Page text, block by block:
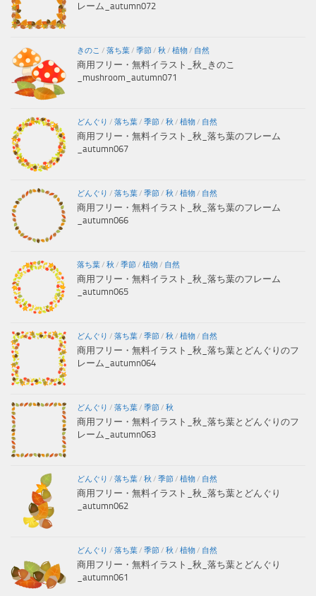
レーム_autumn072
きのこ / 落ち葉/ 季節/ 秋 / 植物/ 自然
商用フリー・無料イラスト_秋_きのこ
_mushroom_autumn071
どんぐり / 落ち葉/ 季節/ 秋 / 植物/ 自然
商用フリー・無料イラスト_秋_落ち葉のフレーム
_autumn067
どんぐり / 落ち葉/ 季節/ 秋 / 植物/ 自然
商用フリー・無料イラスト_秋_落ち葉のフレーム
_autumn066
落ち葉/ 秋 / 季節/ 植物/ 自然
商用フリー・無料イラスト_秋_落ち葉のフレーム
_autumn065
どんぐり / 落ち葉/ 季節/ 秋 / 植物/ 自然
商用フリー・無料イラスト_秋_落ち葉とどんぐりのフ
レーム_autumn064
どんぐり / 落ち葉/ 季節/ 秋
商用フリー・無料イラスト_秋_落ち葉とどんぐりのフ
レーム_autumn063
どんぐり / 落ち葉/ 秋 / 季節/ 植物/ 自然
商用フリー・無料イラスト_秋_落ち葉とどんぐり
_autumn062
どんぐり / 落ち葉/ 季節/ 秋 / 植物/ 自然
商用フリー・無料イラスト_秋_落ち葉とどんぐり
_autumn061